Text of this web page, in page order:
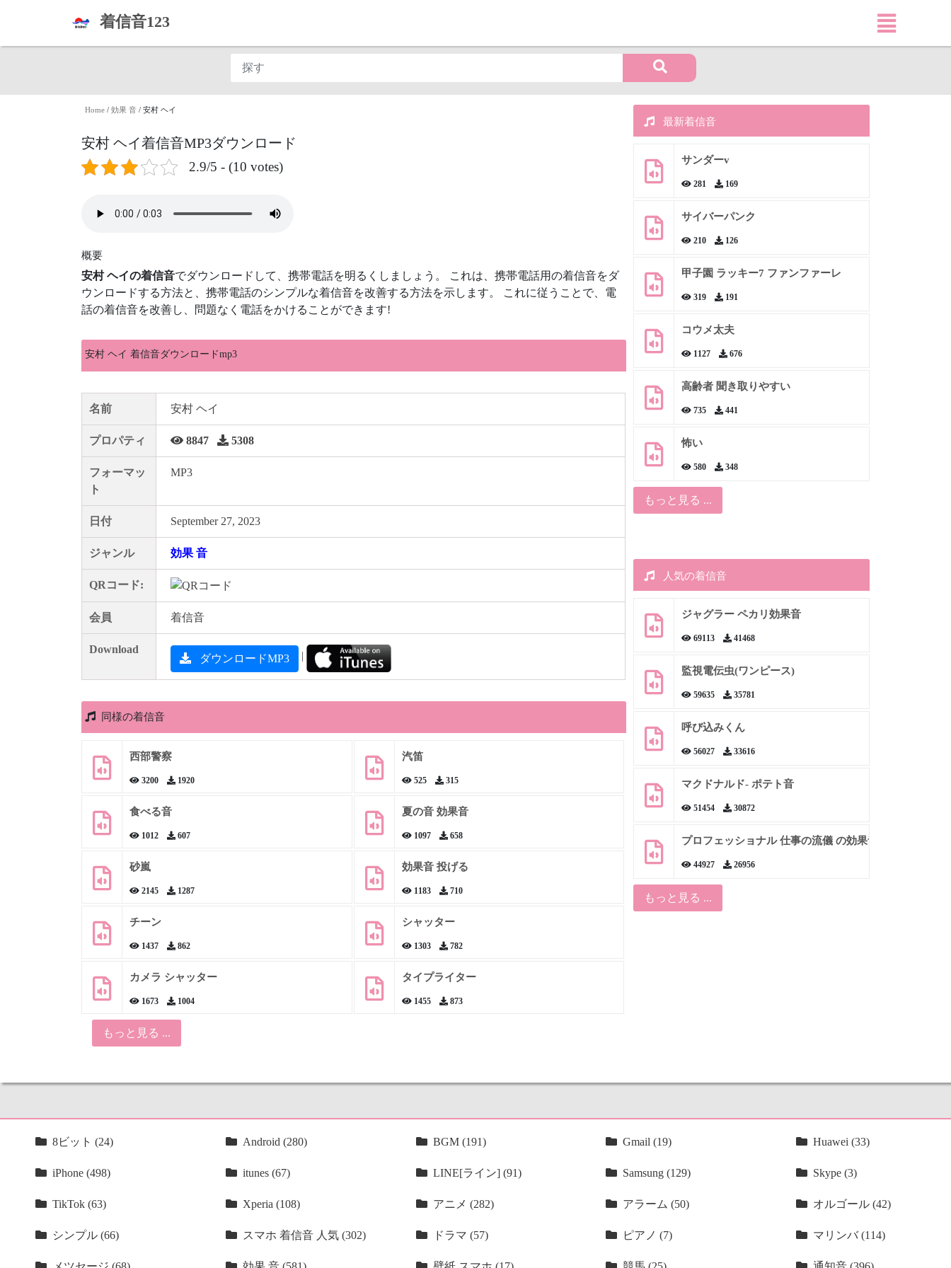
着信音123
Home / 効果 音 / 安村 ヘイ
安村 ヘイ着信音MP3ダウンロード
2.9/5 - (10 votes)
概要
安村 ヘイの着信音でダウンロードして、携帯電話を明るくしましょう。 これは、携帯電話用の着信音をダ
ウンロードする方法と、携帯電話のシンプルな着信音を改善する方法を示します。 これに従うことで、電
話の着信音を改善し、問題なく電話をかけることができます!
安村 ヘイ 着信音ダウンロードmp3
名前 安村 ヘイ
プロパティ 8847 5308
フォーマッ
ト
MP3
日付 September 27, 2023
ジャンル 効果 音
QRコード:
会員 着信音
Download
ダウンロードMP3 |
同様の着信音
西部警察
3200 1920
汽笛
525 315
食べる音
1012 607
夏の音 効果音
1097 658
砂嵐
2145 1287
効果音 投げる
1183 710
チーン
1437 862
シャッター
1303 782
カメラ シャッター
1673 1004
タイプライター
1455 873
もっと見る ...
最新着信音
サンダーv
281 169
サイバーパンク
210 126
甲子園 ラッキー7 ファンファーレ
319 191
コウメ太夫
1127 676
高齢者 聞き取りやすい
735 441
怖い
580 348
もっと見る ...
人気の着信音
ジャグラー ペカリ効果音
69113 41468
監視電伝虫(ワンピース)
59635 35781
呼び込みくん
56027 33616
マクドナルド- ポテト音
51454 30872
プロフェッショナル 仕事の流儀 の効果音
44927 26956
もっと見る ...
8ビット (24) Android (280) BGM (191) Gmail (19) Huawei (33)
iPhone (498) itunes (67) LINE[ライン] (91) Samsung (129) Skype (3)
TikTok (63) Xperia (108) アニメ (282) アラーム (50) オルゴール (42)
シンプル (66) スマホ 着信音 人気 (302) ドラマ (57) ピアノ (7) マリンバ (114)